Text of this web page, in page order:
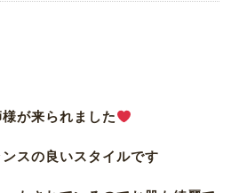
が来られました
スの良いスタイルです